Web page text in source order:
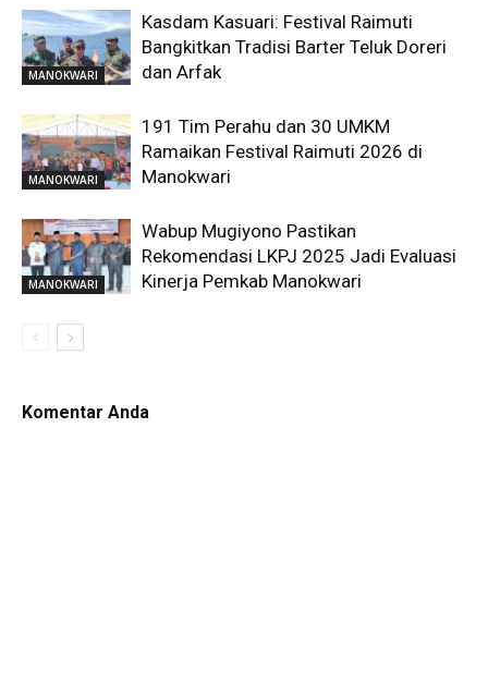
MANOKWARI
Kasdam Kasuari: Festival Raimuti
Bangkitkan Tradisi Barter Teluk Doreri
dan Arfak
MANOKWARI
191 Tim Perahu dan 30 UMKM
Ramaikan Festival Raimuti 2026 di
Manokwari
MANOKWARI
Wabup Mugiyono Pastikan
Rekomendasi LKPJ 2025 Jadi Evaluasi
Kinerja Pemkab Manokwari
Komentar Anda